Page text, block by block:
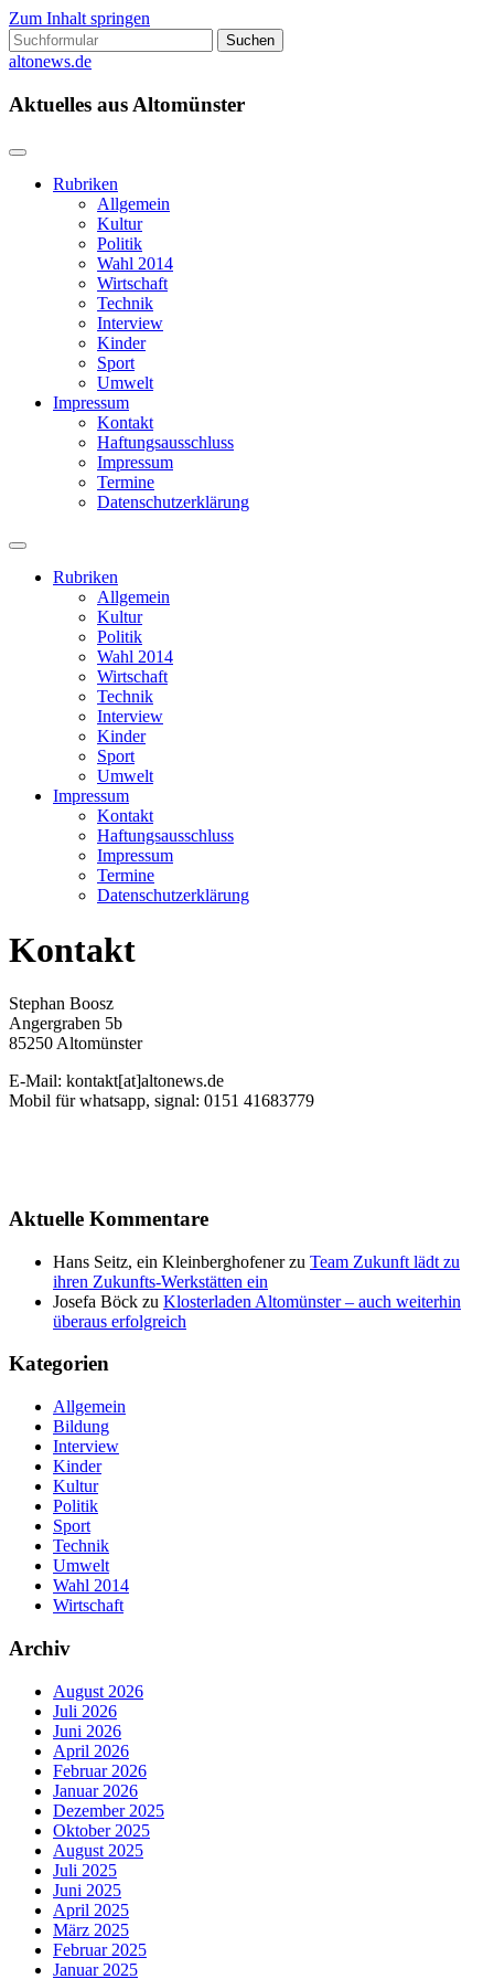
Zum Inhalt springen
Suchen
nach:
altonews.de
Aktuelles aus Altomünster
Rubriken
Allgemein
Kultur
Politik
Wahl 2014
Wirtschaft
Technik
Interview
Kinder
Sport
Umwelt
Impressum
Kontakt
Haftungsausschluss
Impressum
Termine
Datenschutzerklärung
Suchfeld
ein-/ausblenden
Rubriken
Allgemein
Kultur
Politik
Wahl 2014
Wirtschaft
Technik
Interview
Kinder
Sport
Umwelt
Impressum
Kontakt
Haftungsausschluss
Impressum
Termine
Datenschutzerklärung
Kontakt
Stephan Boosz
Angergraben 5b
85250 Altomünster
E-Mail: kontakt[at]altonews.de
Mobil für whatsapp, signal: 0151 41683779
Aktuelle Kommentare
Hans Seitz, ein Kleinberghofenerzu Team Zukunft lädt zu
ihren Zukunfts-Werkstätten ein
Josefa Böck zu Klosterladen Altomünster – auch weiterhin
überaus erfolgreich
Kategorien
Allgemein
Bildung
Interview
Kinder
Kultur
Politik
Sport
Technik
Umwelt
Wahl 2014
Wirtschaft
Archiv
August 2026
Juli 2026
Juni 2026
April 2026
Februar 2026
Januar 2026
Dezember 2025
Oktober 2025
August 2025
Juli 2025
Juni 2025
April 2025
März 2025
Februar 2025
Januar 2025